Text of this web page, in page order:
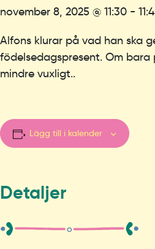
november 8, 2025 @ 11:30 -
Alfons klurar på vad han ska
födelsedagspresent. Om
mindre vuxligt..
Lägg till i kalender
Detaljer